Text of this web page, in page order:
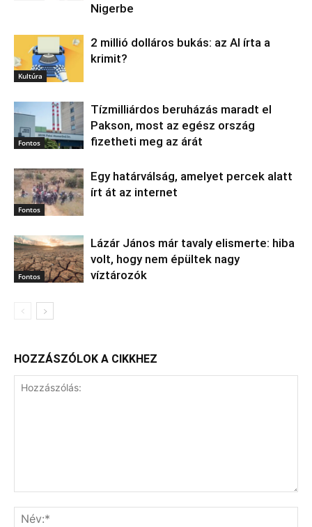
Nigerbe
Kultúra
2 millió dolláros bukás: az AI írta a
krimit?
Fontos
Tízmilliárdos beruházás maradt el
Pakson, most az egész ország
fizetheti meg az árát
Fontos
Egy határválság, amelyet percek alatt
írt át az internet
Fontos
Lázár János már tavaly elismerte: hiba
volt, hogy nem épültek nagy
víztározók
HOZZÁSZÓLOK A CIKKHEZ